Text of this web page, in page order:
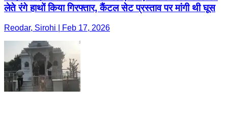
लेते रंगे हाथों किया गिरफ्तार, कैंटल सेट प्रस्ताव पर मांगी थी घूस
Reodar, Sirohi | Feb 17, 2026